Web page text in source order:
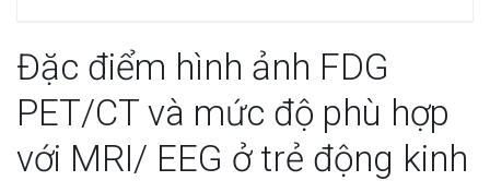
Đặc điểm hình ảnh FDG
PET/CT và mức độ phù hợp
với MRI/ EEG ở trẻ động kinh